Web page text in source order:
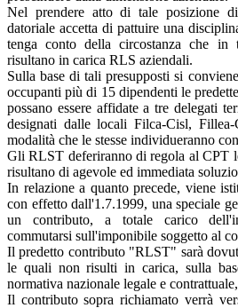
Nel prendere atto di tale posizione
datoriale accetta di pattuire una
tenga conto della circostanza che in
risultano in carica RLS aziendali.
Sulla base di tali presupposti si
occupanti più di 15 dipendenti le
possano essere affidate a tre delegati
designati dalle locali Filca-Cisl,
modalità che le stesse individueranno
Gli RLST deferiranno di regola al CPT
risultano di agevole ed immediata
In relazione a quanto precede, viene
con effetto dall'1.7.1999, una speciale
un contributo, a totale carico
commutarsi sull'imponibile soggetto al
Il predetto contributo "RLST" sarà
le quali non risulti in carica, sulla
normativa nazionale legale e
Il contributo sopra richiamato verrà